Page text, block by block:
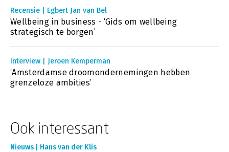
Recensie | Egbert Jan van Bel
Wellbeing in business - ‘Gids om wellbeing
strategisch te borgen’
Interview | Jeroen Kemperman
‘Amsterdamse droomondernemingen hebben
grenzeloze ambities’
Ook interessant
Nieuws | Hans van der Klis